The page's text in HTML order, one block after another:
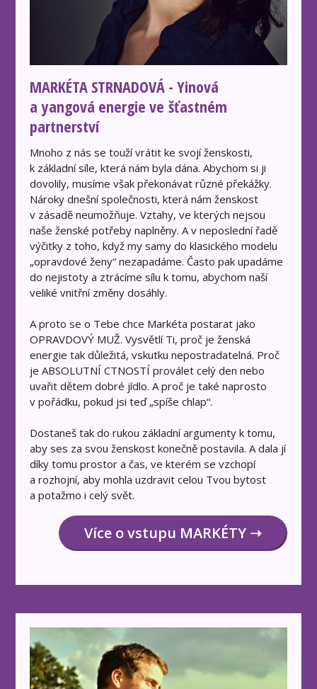
MARKÉTA STRNADOVÁ - Yinová
a yangová energie ve šťastném
partnerství
Mnoho z nás se touží vrátit ke svojí ženskosti,
k základní síle, která nám byla dána. Abychom si ji
dovolily, musíme však překonávat různé překážky.
Nároky dnešní společnosti, která nám ženskost
v zásadě neumožňuje. Vztahy, ve kterých nejsou
naše ženské potřeby naplněny. A v neposlední řadě
výčitky z toho, když my samy do klasického modelu
„opravdové ženy“ nezapadáme. Často pak upadáme
do nejistoty a ztrácíme sílu k tomu, abychom naší
veliké vnitřní změny dosáhly.
A proto se o Tebe chce Markéta postarat jako
OPRAVDOVÝ MUŽ. Vysvětlí Ti, proč je ženská
energie tak důležitá, vskutku nepostradatelná. Proč
je ABSOLUTNÍ CTNOSTÍ proválet celý den nebo
uvařit dětem dobré jídlo. A proč je také naprosto
v pořádku, pokud jsi teď „spíše chlap“.
Dostaneš tak do rukou základní argumenty k tomu,
aby ses za svou ženskost konečně postavila. A dala jí
díky tomu prostor a čas, ve kterém se vzchopí
a rozhojní, aby mohla uzdravit celou Tvou bytost
a potažmo i celý svět.
Více o vstupu MARKÉTY ➝